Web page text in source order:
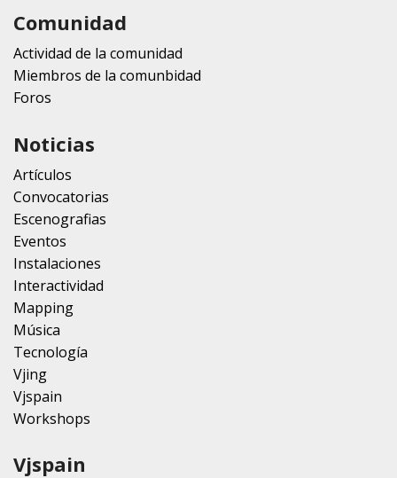
Comunidad
Actividad de la comunidad
Miembros de la comunbidad
Foros
Noticias
Artículos
Convocatorias
Escenografias
Eventos
Instalaciones
Interactividad
Mapping
Música
Tecnología
Vjing
Vjspain
Workshops
Vjspain